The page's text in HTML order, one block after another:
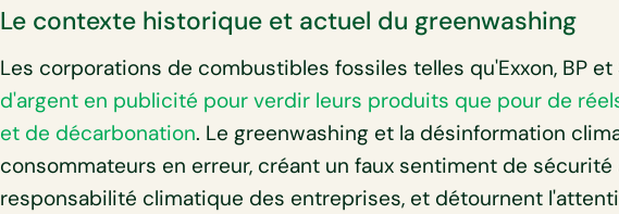
Le contexte historique et actuel du greenwashing
Les corporations de combustibles fossiles telles qu'Exxon, BP et
d'argent en publicité pour verdir leurs produits que pour de
et de décarbonation. Le greenwashing et la désinformation
consommateurs en erreur, créant un faux sentiment de sécurité
responsabilité climatique des entreprises, et détournent